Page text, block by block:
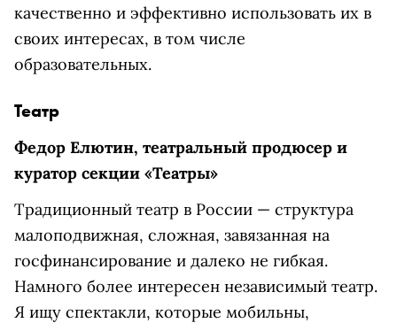
качественно и эффективно использовать их в
своих интересах, в том числе
образовательных.
Театр
Федор Елютин, театральный продюсер и
куратор секции «Театры»
Традиционный театр в России — структура
малоподвижная, сложная, завязанная на
госфинансирование и далеко не гибкая.
Намного более интересен независимый театр.
Я ищу спектакли, которые мобильны,